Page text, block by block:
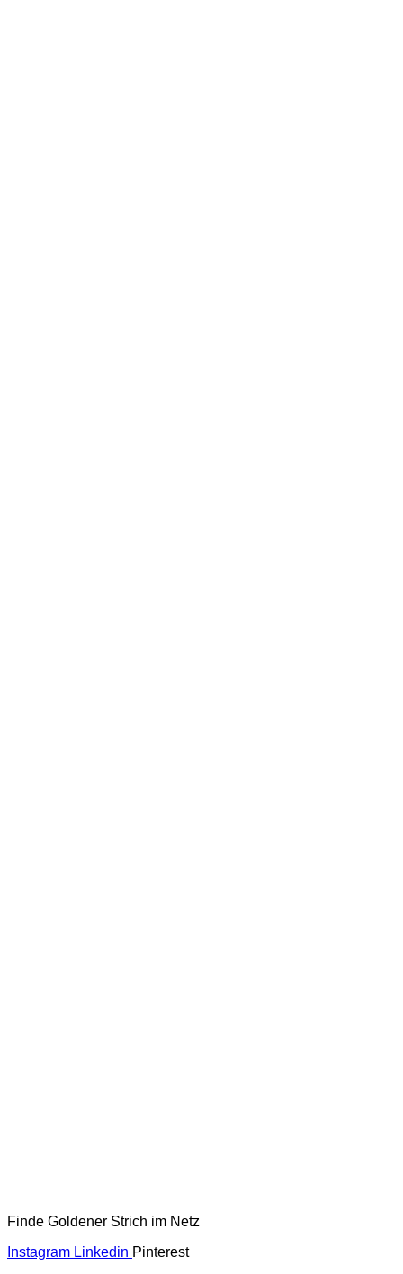
Finde Goldener Strich im Netz
Instagram Linkedin Pinterest